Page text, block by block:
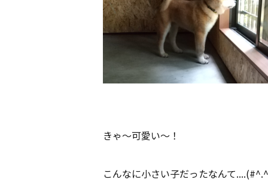
きゃ～可愛い～！
こんなに小さい子だったなんて